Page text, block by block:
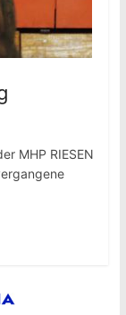
MHP RIESEN